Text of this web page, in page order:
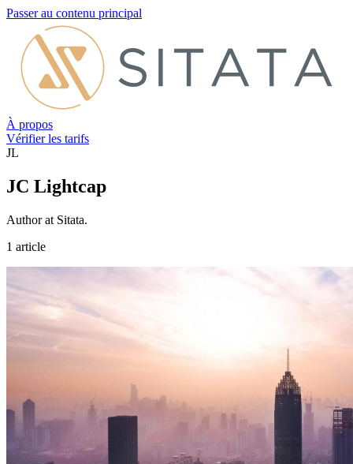
Passer au contenu principal
À propos
Vérifier les tarifs
JL
JC Lightcap
Author at Sitata.
1 article